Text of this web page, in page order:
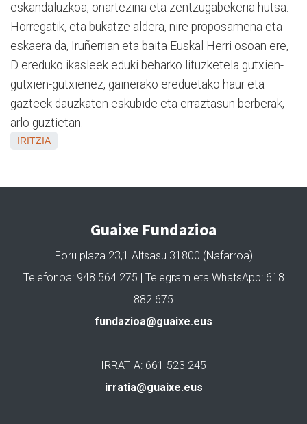
eskandaluzkoa, onartezina eta zentzugabekeria hutsa.
Horregatik, eta bukatze aldera, nire proposamena eta
eskaera da, Iruñerrian eta baita Euskal Herri osoan ere,
D ereduko ikasleek eduki beharko lituzketela gutxien-
gutxien-gutxienez, gainerako ereduetako haur eta
gazteek dauzkaten eskubide eta erraztasun berberak,
arlo guztietan.
IRITZIA
Guaixe Fundazioa
Foru plaza 23,1 Altsasu 31800 (Nafarroa)
Telefonoa: 948 564 275 | Telegram eta WhatsApp: 618
882 675
fundazioa@guaixe.eus
IRRATIA: 661 523 245
irratia@guaixe.eus